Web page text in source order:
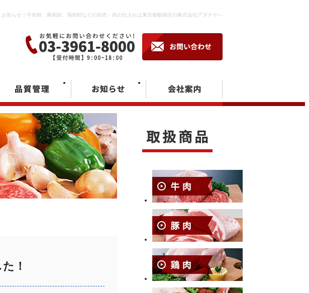
せ｜牛肉卸、豚肉卸、鶏肉卸などの卸売・肉の仕入れは東京都板橋区の株式会社アダチヤへ
！